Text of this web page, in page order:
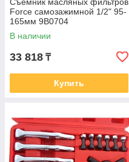
Force самозажимной 1/2" 95-
165мм 9B0704
В наличии
33 818 ₸
Купить